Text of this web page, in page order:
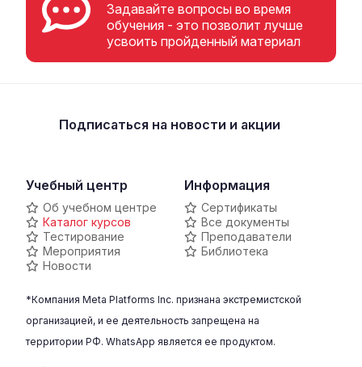
Задавайте вопросы во время
обучения - это позволит лучше
усвоить пройденный материал
Подписаться на новости и акции
Учебный центр
Об учебном центре
Каталог курсов
Тестирование
Мероприятия
Новости
Информация
Сертификаты
Все документы
Преподаватели
Библиотека
*Компания Meta Platforms Inc. признана экстремистской
организацией, и ее деятельность запрещена на
территории РФ. WhatsApp является ее продуктом.